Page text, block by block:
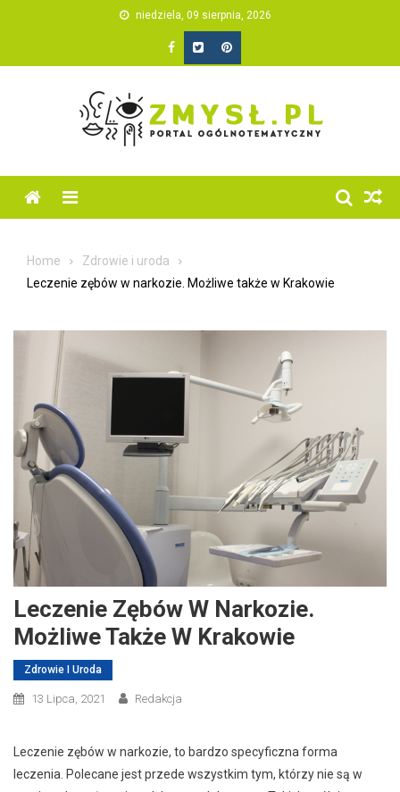
niedziela, 09 sierpnia, 2026
Home
Zdrowie i uroda
Leczenie zębów w narkozie. Możliwe także w Krakowie
Leczenie Zębów W Narkozie.
Możliwe Także W Krakowie
Zdrowie I Uroda
13 Lipca, 2021 Redakcja
Leczenie zębów w narkozie, to bardzo specyficzna forma
leczenia. Polecane jest przede wszystkim tym, którzy nie są w